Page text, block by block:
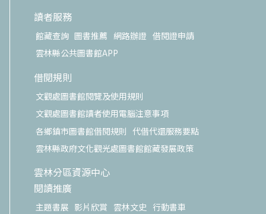
讀者服務
館藏查詢 圖書推薦 網路辦證 借閱證申請
雲林縣公共圖書館APP
借閱規則
文觀處圖書館閱覽及使用規則
文觀處圖書館讀者使用電腦注意事項
各鄉鎮市圖書館借閱規則 代借代還服務要點
雲林縣政府文化觀光處圖書館館藏發展政策
雲林分區資源中心
閱讀推廣
主題書展 影片欣賞 雲林文史 行動書車